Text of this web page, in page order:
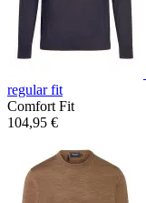
regular fit
Comfort Fit
104,95 €